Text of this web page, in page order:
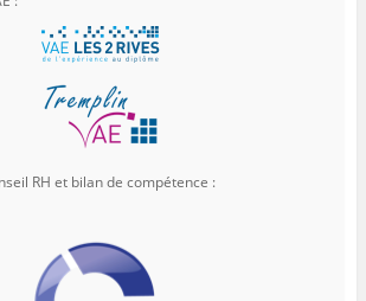
RH et bilan de compétence :